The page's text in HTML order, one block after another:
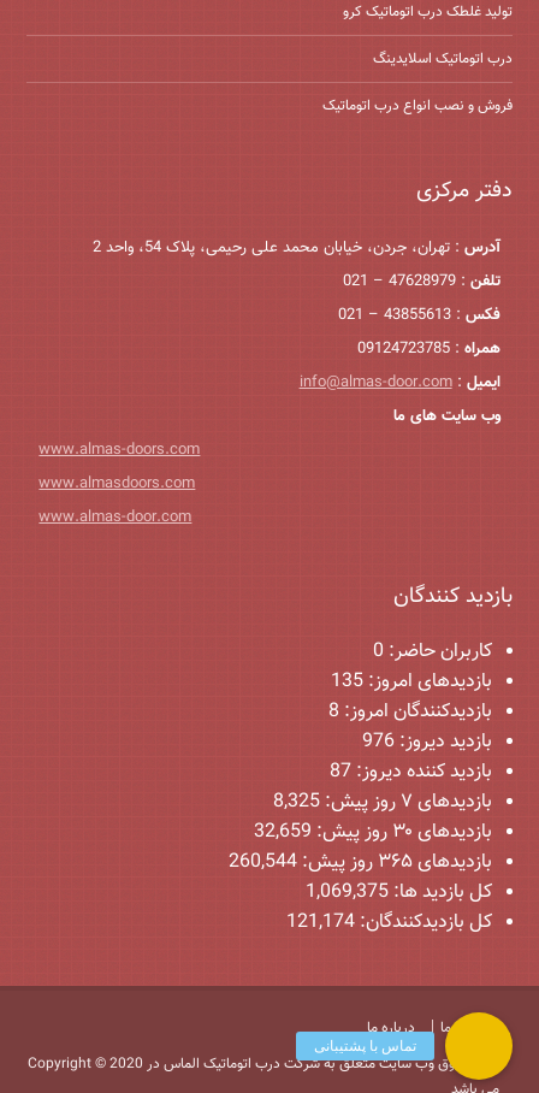
تولید غلطک درب اتوماتیک کرو
درب اتوماتیک اسلایدینگ
فروش و نصب انواع درب اتوماتیک
دفتر مرکزی
آدرس : تهران، جردن، خیابان محمد علی رحیمی، پلاک 54، واحد 2
تلفن : 47628979 – 021
فکس : 43855613 – 021
همراه : 09124723785
ایمیل :
info@almas-door.com
وب سایت های ما
www.almas-doors.com
www.almasdoors.com
www.almas-door.com
بازدید کنندگان
کاربران حاضر: 0
بازدیدهای امروز:135
بازدیدکنندگان امروز: 8
بازدید دیروز:976
بازدید کننده دیروز:87
بازدیدهای ۷ روز پیش:
8,325
بازدیدهای ۳۰ روز پیش:
32,659
بازدیدهای ۳۶۵ روز پیش:
260,544
کل بازدید ها:1,069,375
کل بازدیدکنند‌گان:121,174
درباره ما
تماس با ما
Copyright © 2020 کلیه حقوق وب سایت متعلق به شرکت درب اتوماتیک الماس در